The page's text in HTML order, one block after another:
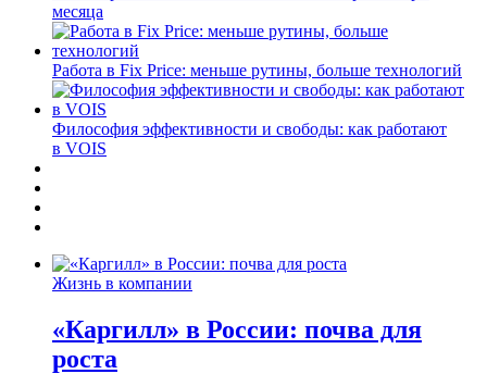
месяца
Работа в Fix Price: меньше рутины, больше технологий
Философия эффективности и свободы: как работают
в VOIS
Жизнь в компании
«Каргилл» в России: почва для
роста